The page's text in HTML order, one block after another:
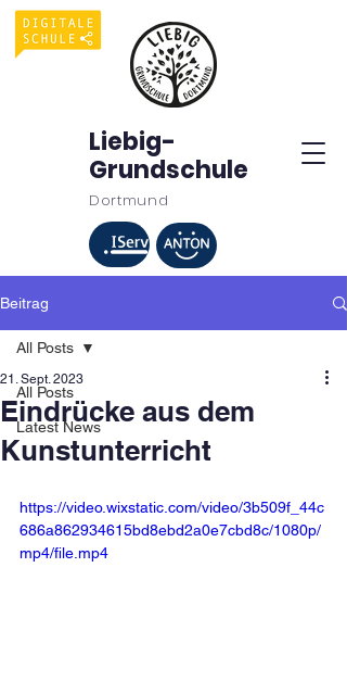
Liebig-
Grundschule
Dortmund
Beitrag
All Posts
Latest News
All Posts
Eindrücke aus dem
Kunstunterricht
21. Sept. 2023
https://video.wixstatic.com/video/3b509f_44c
686a862934615bd8ebd2a0e7cbd8c/1080p/
mp4/file.mp4